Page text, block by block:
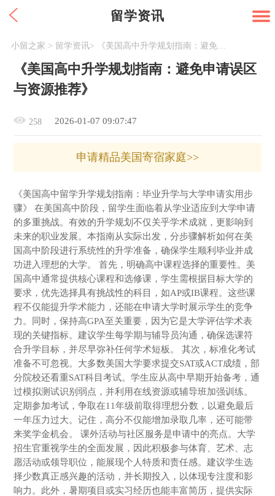
留学资讯
小留之家 > 留学资讯>
《美国高中升学规划指南：避免申请误区
与资源推荐》
258 2026-01-07 09:07:47
申请精品美国寄宿家庭>>
《美国高中留学升学规划指南：毕业升学与大学申请实用步
骤》 在美国高中阶段，留学生面临着从学业适应到大学申请
的多重挑战。有效的升学规划不仅关乎学术成就，更影响到
未来的职业发展。本指南从实际出发，分步骤解析如何在美
国高中阶段进行系统性的升学准备，确保学生顺利毕业并成
功进入理想的大学。 首先，明确高中课程选择的重要性。美
国高中通常提供核心课程和选修课，学生需根据目标大学的
要求，优先选择具有挑战性的科目，如AP或IB课程。这些课
程不仅能提升学术能力，还能在申请大学时展示学生的竞争
力。同时，保持高GPA至关重要，因为它是大学评估学术表
现的关键指标。建议学生每学期与辅导员沟通，确保选课符
合升学目标，并尽早弥补任何学术短板。 其次，标准化考试
准备不可忽视。大多数美国大学要求提交SAT或ACT成绩，部
分院校还看重SAT科目考试。学生应从高中早期开始备考，通
过模拟测试识别弱点，并利用在线资源或辅导班加强训练。
定期参加考试，争取在11年级前取得理想分数，以避免最后
一年压力过大。记住，高分不仅能增加录取几率，还可能带
来奖学金机会。 课外活动与社区服务是申请中的亮点。大学
招生官重视学生的全面发展，因此积极参与体育、艺术、志
愿活动或领导职位，能展现个人特质和责任感。建议学生选
择少数真正感兴趣的活动，并长期投入，以体现专注度和影
响力。此外，暑期项目或实习经历也能丰富简历，提供实际